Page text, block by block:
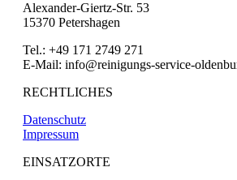
Alexander-Giertz-Str. 53
15370 Petershagen
Tel.: +49 171 2749 271
E-Mail: info@reinigungs-service-
RECHTLICHES
Datenschutz
Impressum
EINSATZORTE